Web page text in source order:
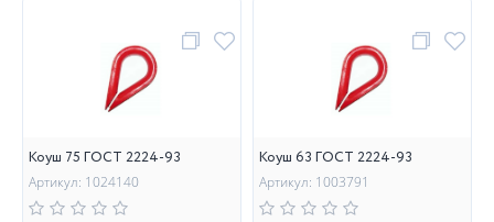
Коуш 75 ГОСТ 2224-93
Артикул: 1024140
Коуш 63 ГОСТ 2224-93
Артикул: 1003791